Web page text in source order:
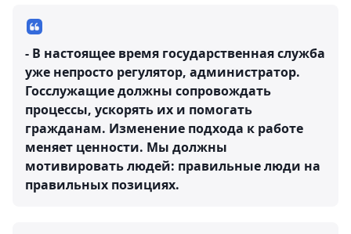
- В настоящее время государственная служба
уже непросто регулятор, администратор.
Госслужащие должны сопровождать
процессы, ускорять их и помогать
гражданам. Изменение подхода к работе
меняет ценности. Мы должны
мотивировать людей: правильные люди на
правильных позициях.